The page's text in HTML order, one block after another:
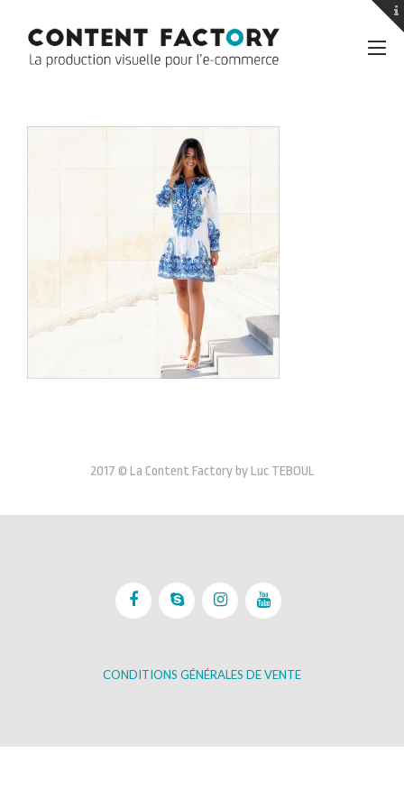
2017 © La Content Factory by Luc TEBOUL
CONDITIONS GÉNÉRALES DE VENTE